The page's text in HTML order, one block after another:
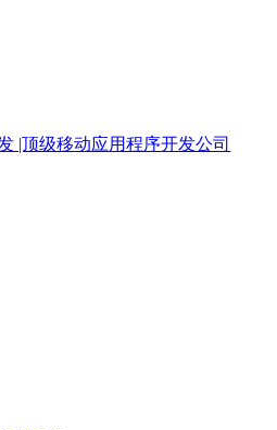
|顶级移动应用程序开发公司